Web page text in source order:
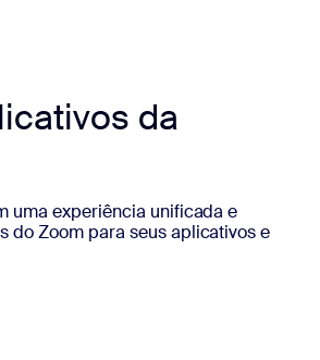
da
uma experiência unificada e
do Zoom para seus aplicativos e